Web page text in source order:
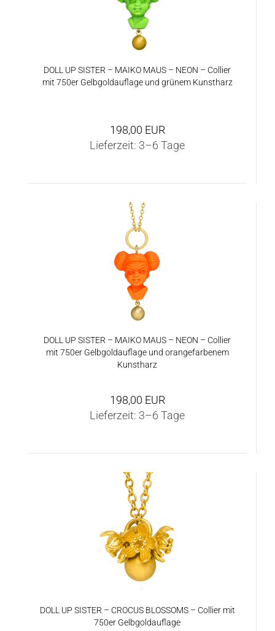
DOLL UP SIS­TER – MAIKO MAUS – NEON – Col­lier
mit 750er Gelb­gold­auf­la­ge und grü­nem Kunst­harz
198,00 EUR
Lieferzeit: 3–6 Tage
DOLL UP SIS­TER – MAIKO MAUS – NEON – Col­lier
mit 750er Gelb­gold­auf­la­ge und oran­ge­far­be­nem
Kunst­harz
198,00 EUR
Lieferzeit: 3–6 Tage
DOLL UP SIS­TER – CRO­CUS BLOS­SOMS – Col­lier mit
750er Gelb­gold­auf­la­ge